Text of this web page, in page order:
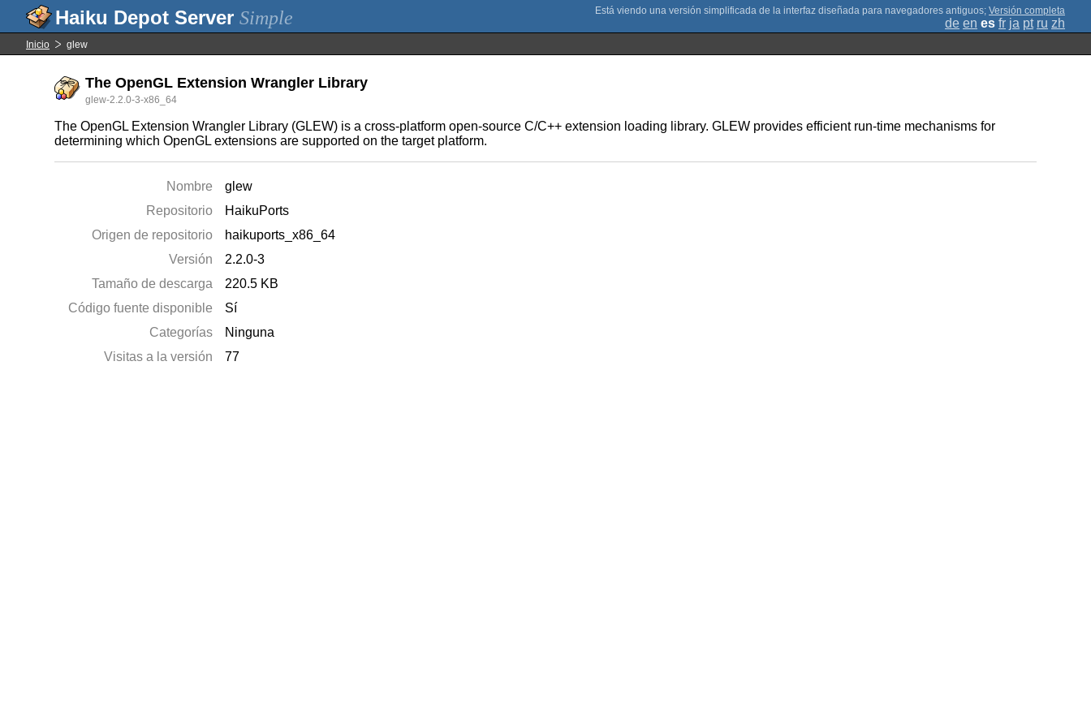
Simple ; Versión completa
de en es fr ja pt ru zh
Inicio glew
The OpenGL Extension Wrangler Library
glew-2.2.0-3-x86_64
The OpenGL Extension Wrangler Library (GLEW) is a cross-platform open-source C/C++ extension loading library. GLEW provides efficient run-time mechanisms for
determining which OpenGL extensions are supported on the target platform.
Nombre
glew
Repositorio
HaikuPorts
Origen de repositorio
haikuports_x86_64
Versión
2.2.0-3
Tamaño de descarga
220.5 KB
Código fuente disponible
Sí
Categorías
Ninguna
Visitas a la versión
77